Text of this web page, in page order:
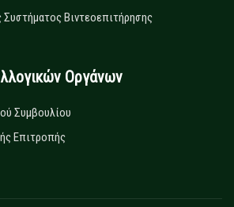
Συστήματος Βιντεοεπιτήρησης
Οργάνων
Συμβουλίου
Επιτροπής